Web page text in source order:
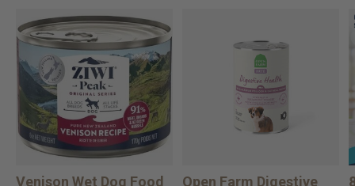
Venison Wet Dog Food
Open Farm Digestive